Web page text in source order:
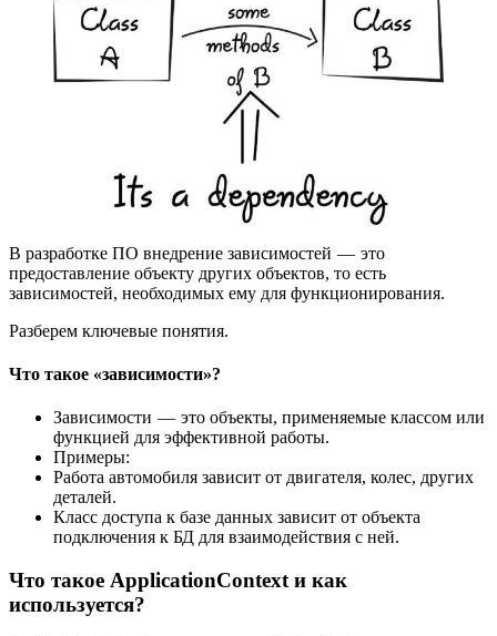
В разработке ПО внедрение зависимостей — это
предоставление объекту других объектов, то есть
зависимостей, необходимых ему для функционирования.
Разберем ключевые понятия.
Что такое «зависимости»?
Зависимости — это объекты, применяемые классом или
функцией для эффективной работы.
Примеры:
Работа автомобиля зависит от двигателя, колес, других
деталей.
Класс доступа к базе данных зависит от объекта
подключения к БД для взаимодействия с ней.
Что такое ApplicationContext и как
используется?